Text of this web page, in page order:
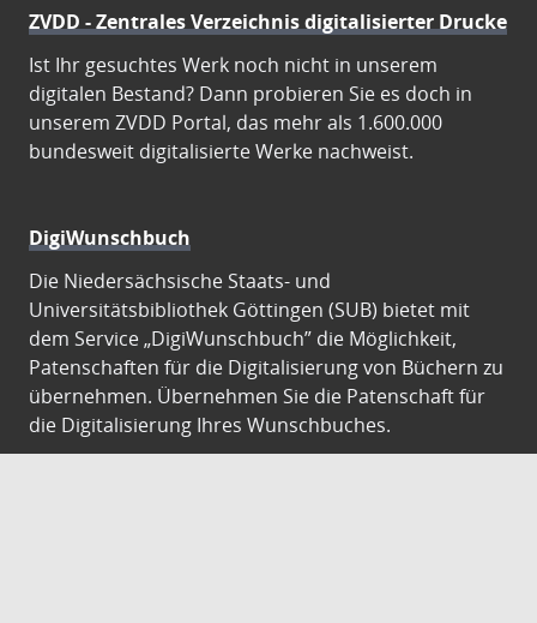
ZVDD - Zentrales Verzeichnis digitalisierter Drucke
Ist Ihr gesuchtes Werk noch nicht in unserem
digitalen Bestand? Dann probieren Sie es doch in
unserem ZVDD Portal, das mehr als 1.600.000
bundesweit digitalisierte Werke nachweist.
DigiWunschbuch
Die Niedersächsische Staats- und
Universitätsbibliothek Göttingen (SUB) bietet mit
dem Service „DigiWunschbuch” die Möglichkeit,
Patenschaften für die Digitalisierung von Büchern zu
übernehmen. Übernehmen Sie die Patenschaft für
die Digitalisierung Ihres Wunschbuches.